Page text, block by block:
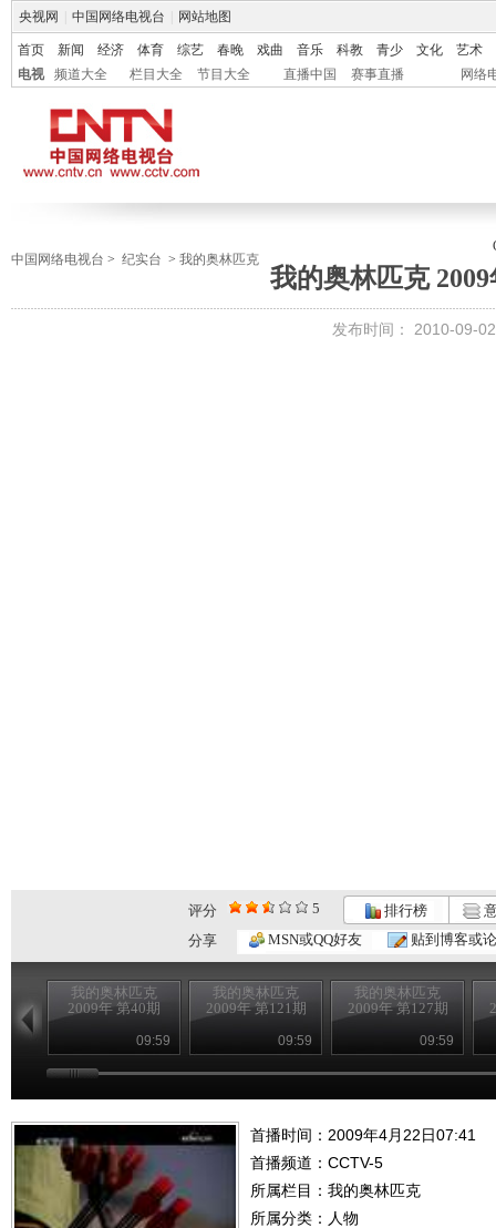
央视网 中国网络电视台 网站地图
首页 新闻 经济 体育 综艺 春晚 戏曲 音乐 科教 青少 文化
艺术
电视
频道大全 栏目大全 节目大全 直播中国 赛事直播 网络
中国网络电视台 > 纪实台 > 我的奥林匹克
我的奥林匹克
发布时间： 2010-09-
评分 5 排行榜
分享
MSN或QQ好友 贴到博客或
我的奥林匹克
2009年 第40期
09:59
我的奥林匹克
2009年 第121期
09:59
我的奥林匹克
2009年 第127期
09:59
首播时间：2009年4月22日07:41
首播频道： CCTV-5
所属栏目： 我的奥林匹克
所属分类：人物